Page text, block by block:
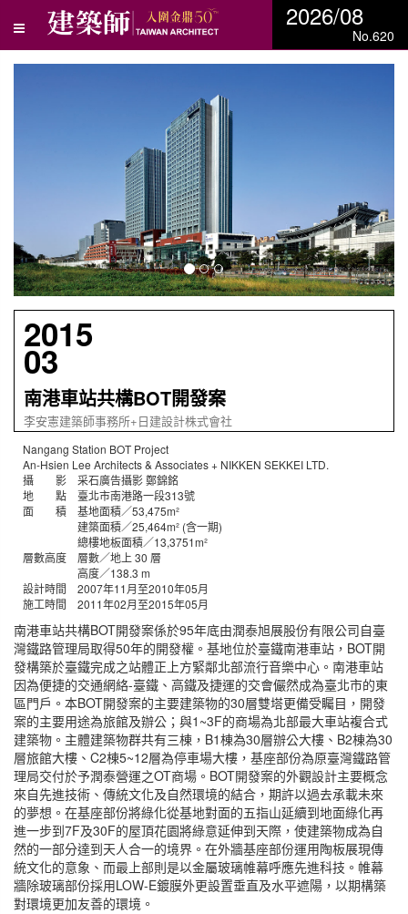
2026/08
No.620
e
x
t
2015
03
南港車站共構BOT開發案
李安憲建築師事務所+日建設計株式會社
Nangang Station BOT Project
An-Hsien Lee Architects & Associates + NIKKEN SEKKEI LTD.
攝 影 采石廣告攝影 鄭錦銘
地 點 臺北市南港路一段313號
面 積 基地面積／53,475m²
建築面積／25,464m² (含一期)
總樓地板面積／13,3751m²
層數高度 層數／地上 30 層
高度／138.3 m
設計時間 2007年11月至2010年05月
施工時間 2011年02月至2015年05月
南港車站共構BOT開發案係於95年底由潤泰旭展股份有限公司自臺
灣鐵路管理局取得50年的開發權。基地位於臺鐵南港車站，BOT開
發構築於臺鐵完成之站體正上方緊鄰北部流行音樂中心。南港車站
因為便捷的交通網絡-臺鐵、高鐵及捷運的交會儼然成為臺北市的東
區門戶。本BOT開發案的主要建築物的30層雙塔更備受矚目，開發
案的主要用途為旅館及辦公；與1~3F的商場為北部最大車站複合式
建築物。主體建築物群共有三棟，B1棟為30層辦公大樓、B2棟為30
層旅館大樓、C2棟5~12層為停車場大樓，基座部份為原臺灣鐵路管
理局交付於予潤泰營運之OT商場。BOT開發案的外觀設計主要概念
來自先進技術、傳統文化及自然環境的結合，期許以過去承載未來
的夢想。在基座部份將綠化從基地對面的五指山延續到地面綠化再
進一步到7F及30F的屋頂花園將綠意延伸到天際，使建築物成為自
然的一部分達到天人合一的境界。在外牆基座部份運用陶板展現傳
統文化的意象、而最上部則是以金屬玻璃帷幕呼應先進科技。帷幕
牆除玻璃部份採用LOW-E鍍膜外更設置垂直及水平遮陽，以期構築
對環境更加友善的環境。